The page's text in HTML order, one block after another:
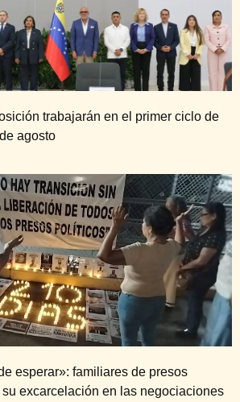
trabajarán en el primer ciclo de
agosto
esperar»: familiares de presos
excarcelación en las negociaciones